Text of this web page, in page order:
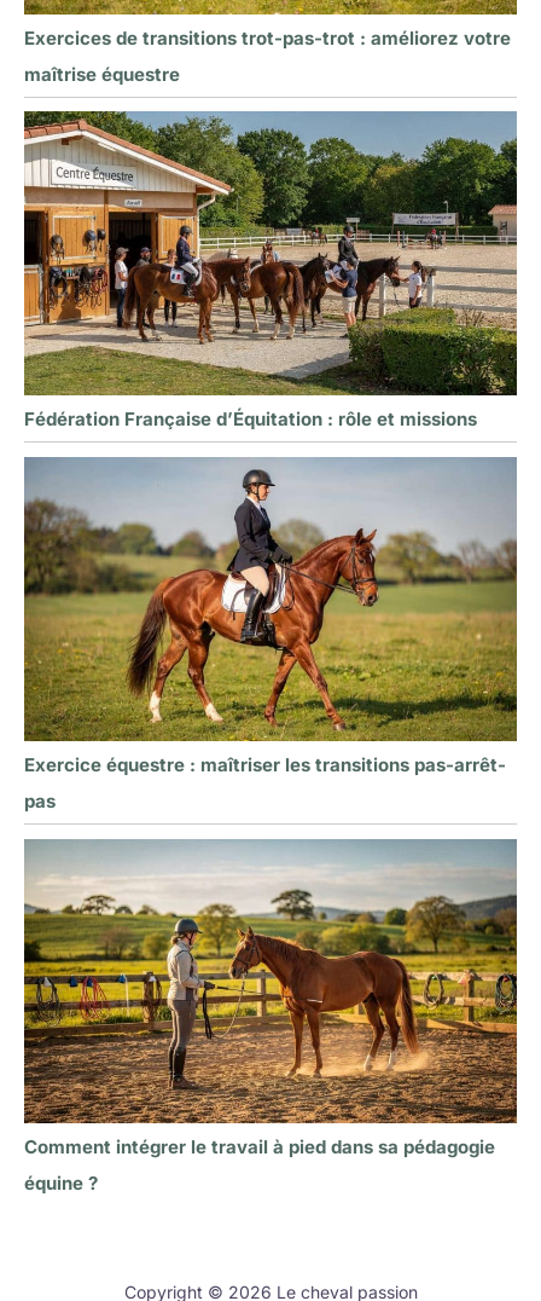
Exercices de transitions trot-pas-trot : améliorez votre
maîtrise équestre
Fédération Française d’Équitation : rôle et missions
Exercice équestre : maîtriser les transitions pas-arrêt-
pas
Comment intégrer le travail à pied dans sa pédagogie
équine ?
Copyright © 2026 Le cheval passion